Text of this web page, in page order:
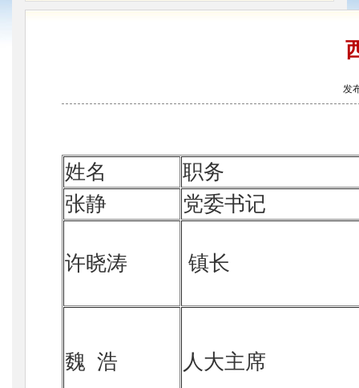
发
姓名
职务
张静
党委书记
许晓涛 镇长
魏 浩 人大主席